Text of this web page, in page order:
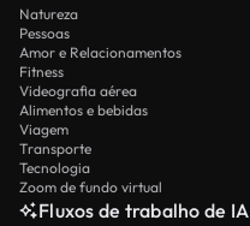
Natureza
Pessoas
Amor e Relacionamentos
Fitness
Videografia aérea
Alimentos e bebidas
Viagem
Transporte
Tecnologia
Zoom de fundo virtual
Fluxos de trabalho de IA